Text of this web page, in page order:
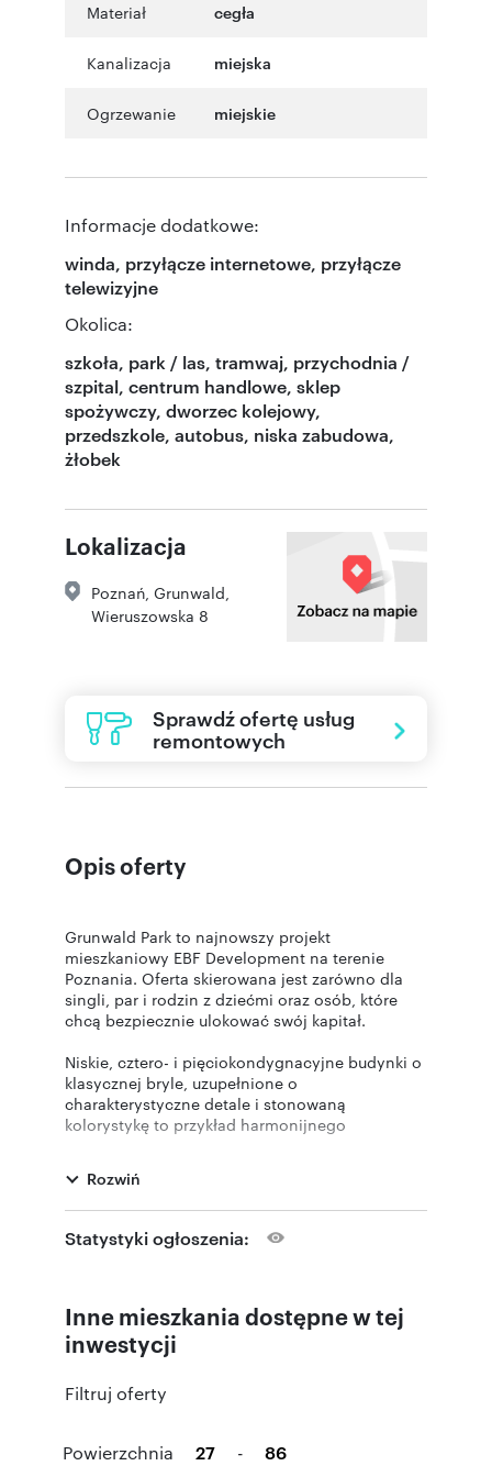
Materiał cegła
Kanalizacja miejska
Ogrzewanie miejskie
Informacje dodatkowe:
winda, przyłącze internetowe, przyłącze
telewizyjne
Okolica:
szkoła, park / las, tramwaj, przychodnia /
szpital, centrum handlowe, sklep
spożywczy, dworzec kolejowy,
przedszkole, autobus, niska zabudowa,
żłobek
Lokalizacja
Poznań Grunwald
Wieruszowska 8
Sprawdź ofertę usług
remontowych
Opis oferty
Grunwald Park to najnowszy projekt
mieszkaniowy EBF Development na terenie
Poznania. Oferta skierowana jest zarówno dla
singli, par i rodzin z dziećmi oraz osób, które
chcą bezpiecznie ulokować swój kapitał.
Niskie, cztero- i pięciokondygnacyjne budynki o
klasycznej bryle, uzupełnione o
charakterystyczne detale i stonowaną
kolorystykę to przykład harmonijnego
technologicznych.
W pierwszym etapie osiedla powstaną 2
segmenty wielorodzinne. Łącznie 147 mieszkań
2-, 3- i 4- pokojowe, wszystkie z balkonami,
tarasami lub loggiami. Budynki wyposażone
będą w cichobieżne windy, instalację
każde mieszkanie będzie miało rolety
oraz miejsca postojowe naziemne. Części
Rozwiń
Statystyki ogłoszenia:
Inne mieszkania dostępne w tej
inwestycji
Filtruj oferty
Powierzchnia -